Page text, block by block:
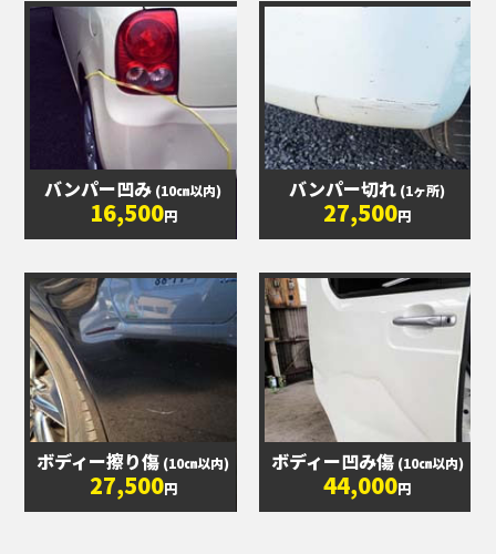
バンパー凹み (10㎝以内)
16,500円
バンパー切れ (1ヶ所)
27,500円
ボディー擦り傷 (10㎝以内)
27,500円
ボディー凹み傷 (10㎝以内)
44,000円